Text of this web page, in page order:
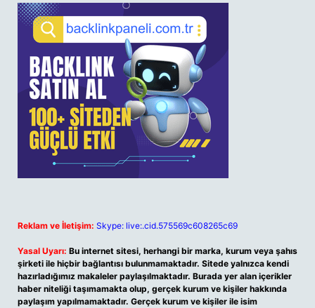
Reklam ve İletişim: Skype: live:.cid.575569c608265c69
Yasal Uyarı: Bu internet sitesi, herhangi bir marka, kurum veya şahıs
şirketi ile hiçbir bağlantısı bulunmamaktadır. Sitede yalnızca kendi
hazırladığımız makaleler paylaşılmaktadır. Burada yer alan içerikler
haber niteliği taşımamakta olup, gerçek kurum ve kişiler hakkında
paylaşım yapılmamaktadır. Gerçek kurum ve kişiler ile isim